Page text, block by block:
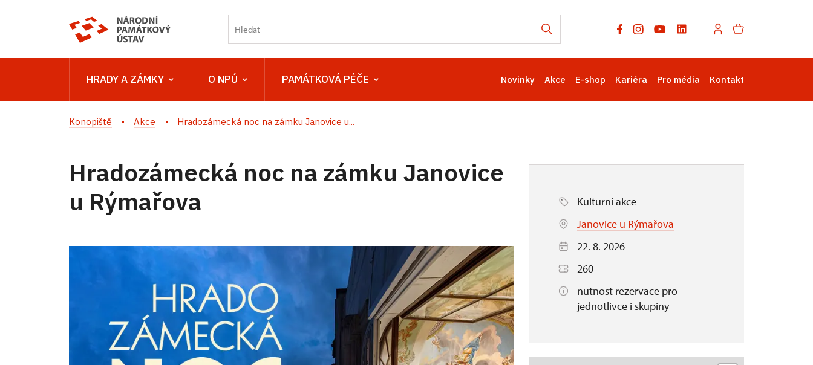
HRADY A ZÁMKY O NPÚ PAMÁTKOVÁ PÉČE Novinky Akce E-shop Kariéra Pro média Kontakt
Konopiště Akce Hradozámecká noc na zámku Janovice u...
Hradozámecká noc na zámku Janovice
u Rýmařova
Kulturní akce
Janovice u Rýmařova
22. 8. 2026
260
nutnost rezervace pro
jednotlivce i skupiny